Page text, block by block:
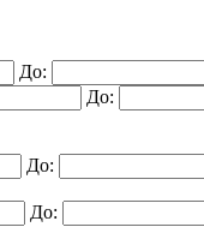
До:
До:
До:
До: